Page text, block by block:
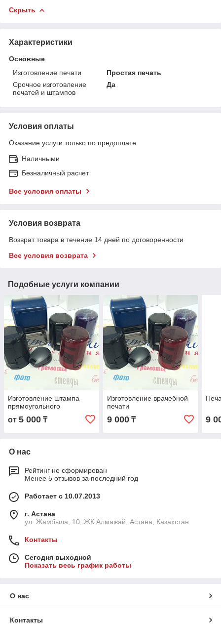
Скрыть
Характеристики
Основные
Изготовление печати
Простая печать
Срочное изготовление
печатей и штампов
Да
Условия оплаты
Оказание услуги только по предоплате.
Наличными
Безналичный расчет
Все условия оплаты
Условия возврата
Возврат товара в течение 14 дней по договоренности
Все условия возврата
Подобные услуги компании
Изготовление штампа
прямоугольного
от 5 000 ₸
Изготовление врачебной
печати
9 000₸ 9
О нас
Рейтинг не сформирован
Менее 5 отзывов за последний год
Работает с 10.07.2013
г. Астана
ул. Жамбыла, 10, ЖК Алмажай, Астана, Казахстан
Контакты
Сегодня выходной
Показать весь график работы
О нас
Контакты